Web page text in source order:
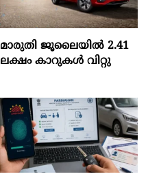
മാരുതി ജൂലൈയിൽ 2.41
ലക്ഷം കാറുകൾ വിറ്റു